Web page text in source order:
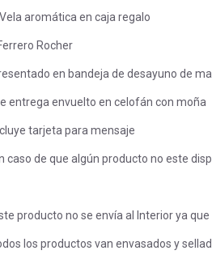
aromática en caja regalo
Rocher
en bandeja de desayuno de
entrega envuelto en celofán con moña
tarjeta para mensaje
caso de que algún producto no este
producto no se envía al Interior ya
los productos van envasados y